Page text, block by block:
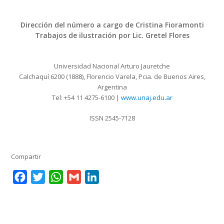
Dirección del número a cargo de Cristina Fioramonti
Trabajos de ilustración por Lic. Gretel Flores
Universidad Nacional Arturo Jauretche
Calchaquí 6200 (1888), Florencio Varela, Pcia. de Buenos Aires,
Argentina
Tel: +54 11 4275-6100 | www.unaj.edu.ar
ISSN 2545-7128
Compartir
FacebookTwitterWhatsApp
Gmail